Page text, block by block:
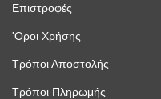
Επιστροφές
'Οροι Χρήσης
Τρόποι Αποστολής
Τρόποι Πληρωμής